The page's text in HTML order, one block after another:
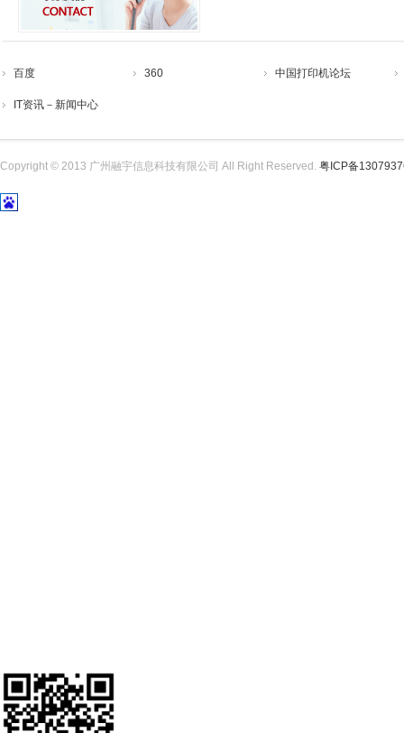
百度 360 中国打印机论坛
IT资讯－新闻中心
Copyright © 2013 广州融宇信息科技有限公司 All Right Reserved. 粤ICP备